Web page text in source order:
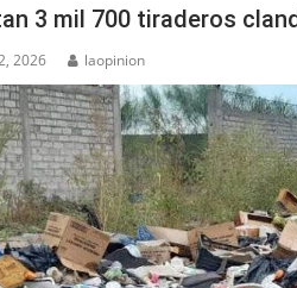
3 mil 700 tiraderos
2026 laopinion